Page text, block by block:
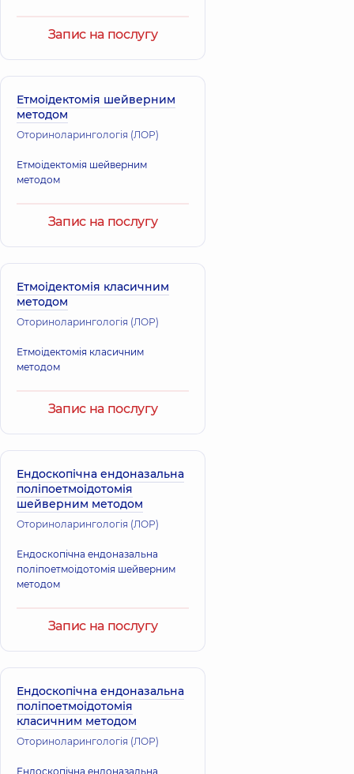
Запис на послугу
Етмоідектомія шейверним
методом
Оториноларингологія (ЛОР)
Етмоідектомія шейверним
методом
Запис на послугу
Етмоідектомія класичним
методом
Оториноларингологія (ЛОР)
Етмоідектомія класичним
методом
Запис на послугу
Ендоскопічна ендоназальна
поліпоетмоідотомія
шейверним методом
Оториноларингологія (ЛОР)
Ендоскопічна ендоназальна
поліпоетмоідотомія шейверним
методом
Запис на послугу
Ендоскопічна ендоназальна
поліпоетмоідотомія
класичним методом
Оториноларингологія (ЛОР)
Ендоскопічна ендоназальна